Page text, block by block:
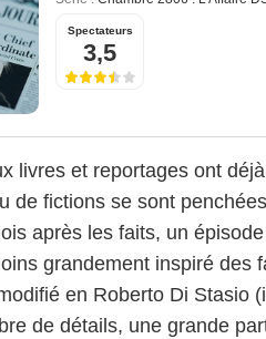
Spectateurs
3,5
livres et reportages ont
de fictions se sont
après les faits, un
grandement inspiré
en Roberto Di Stasio
de détails, une grande